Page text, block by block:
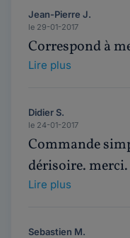
Jean-Pierre J.
le 29-01-2017
Correspond à
Lire plus
Didier S.
le 24-01-2017
Commande
dérisoire. merci.
Lire plus
Sebastien M.